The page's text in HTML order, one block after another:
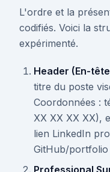
L'ordre et la
codifiés. Voici la
expérimenté.
Header (En-
titre du poste
Coordonnées :
XX XX XX XX),
lien LinkedIn
GitHub/portfolio
Professional